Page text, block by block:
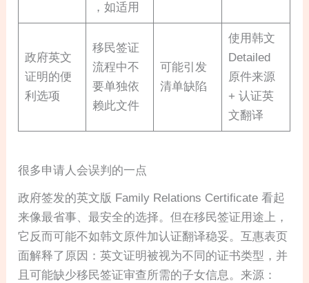
，如适用
政府英文
证明的便
利选项
移民签证
流程中不
要单独依
赖此文件
可能引发
清单缺陷
使用韩文
Detailed
原件来源
+ 认证英
文翻译
很多申请人会误判的一点
政府签发的英文版 Family Relations Certificate 看起
来像最省事、最安全的选择。但在移民签证用途上，
它反而可能不如韩文原件加认证翻译稳妥。互惠表页
面解释了原因：英文证明被视为不同的证书类型，并
且可能缺少移民签证审查所需的子女信息。来源：